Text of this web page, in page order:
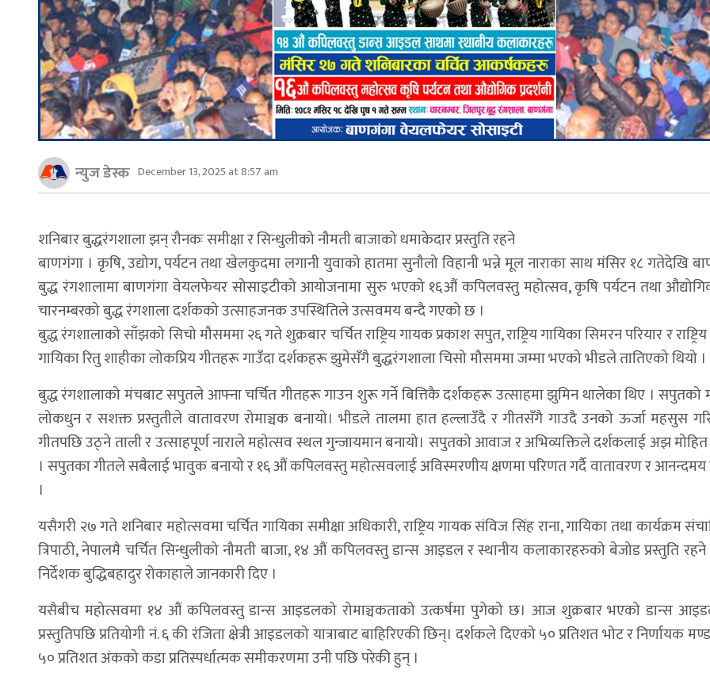
न्युज डेस्क December 13, 2025 at 8:57 am
शनिबार बुद्धरंगशाला झन् रौनकः समीक्षा र सिन्धुलीको नौमती बाजाको धमाकेदार प्रस्तुति रहने
बाणगंगा । कृषि, उद्योग, पर्यटन तथा खेलकुदमा लगानी युवाको हातमा सुनौलो विहानी भन्ने मूल नाराका साथ मंसिर १८ गतेदेखि
बुद्ध रंगशालामा बाणगंगा वेयलफेयर सोसाइटीको आयोजनामा सुरु भएको १६औं कपिलवस्तु महोत्सव, कृषि पर्यटन तथा
चारनम्बरको बुद्ध रंगशाला दर्शकको उत्साहजनक उपस्थितिले उत्सवमय बन्दै गएको छ ।
बुद्ध रंगशालाको साँझको सिचो मौसममा २६ गते शुक्रबार चर्चित राष्ट्रिय गायक प्रकाश सपुत, राष्ट्रिय गायिका सिमरन परियार र
गायिका रितु शाहीका लोकप्रिय गीतहरू गाउँदा दर्शकहरू झुमेसँगै बुद्धरंगशाला चिसो मौसममा जम्मा भएको भीडले तातिएको थियो ।
बुद्ध रंगशालाको मंचबाट सपुतले आफ्ना चर्चित गीतहरू गाउन शुरू गर्ने बित्तिकै दर्शकहरू उत्साहमा झुमिन थालेका थिए ।
लोकधुन र सशक्त प्रस्तुतीले वातावरण रोमाञ्चक बनायो। भीडले तालमा हात हल्लाउँदै र गीतसँगै गाउदै उनको ऊर्जा महसुस
गीतपछि उठ्ने ताली र उत्साहपूर्ण नाराले महोत्सव स्थल गुन्जायमान बनायो। सपुतको आवाज र अभिव्यक्तिले दर्शकलाई अझ
। सपुतका गीतले सबैलाई भावुक बनायो र १६ औं कपिलवस्तु महोत्सवलाई अविस्मरणीय क्षणमा परिणत गर्दै वातावरण र आनन्दमय
।
यसैगरी २७ गते शनिबार महोत्सवमा चर्चित गायिका समीक्षा अधिकारी, राष्ट्रिय गायक संविज सिंह राना, गायिका तथा कार्यक्रम
त्रिपाठी, नेपालमै चर्चित सिन्धुलीको नौमती बाजा, १४ औं कपिलवस्तु डान्स आइडल र स्थानीय कलाकारहरुको बेजोड प्रस्तुति
निर्देशक बुद्धिबहादुर रोकाहाले जानकारी दिए ।
यसैबीच महोत्सवमा १४ औं कपिलवस्तु डान्स आइडलको रोमाञ्चकताको उत्कर्षमा पुगेको छ। आज शुक्रबार भएको डान्स
प्रस्तुतिपछि प्रतियोगी नं. ६ की रंजिता क्षेत्री आइडलको यात्राबाट बाहिरिएकी छिन्। दर्शकले दिएको ५० प्रतिशत भोट र निर्णायक
५० प्रतिशत अंकको कडा प्रतिस्पर्धात्मक समीकरणमा उनी पछि परेकी हुन् ।